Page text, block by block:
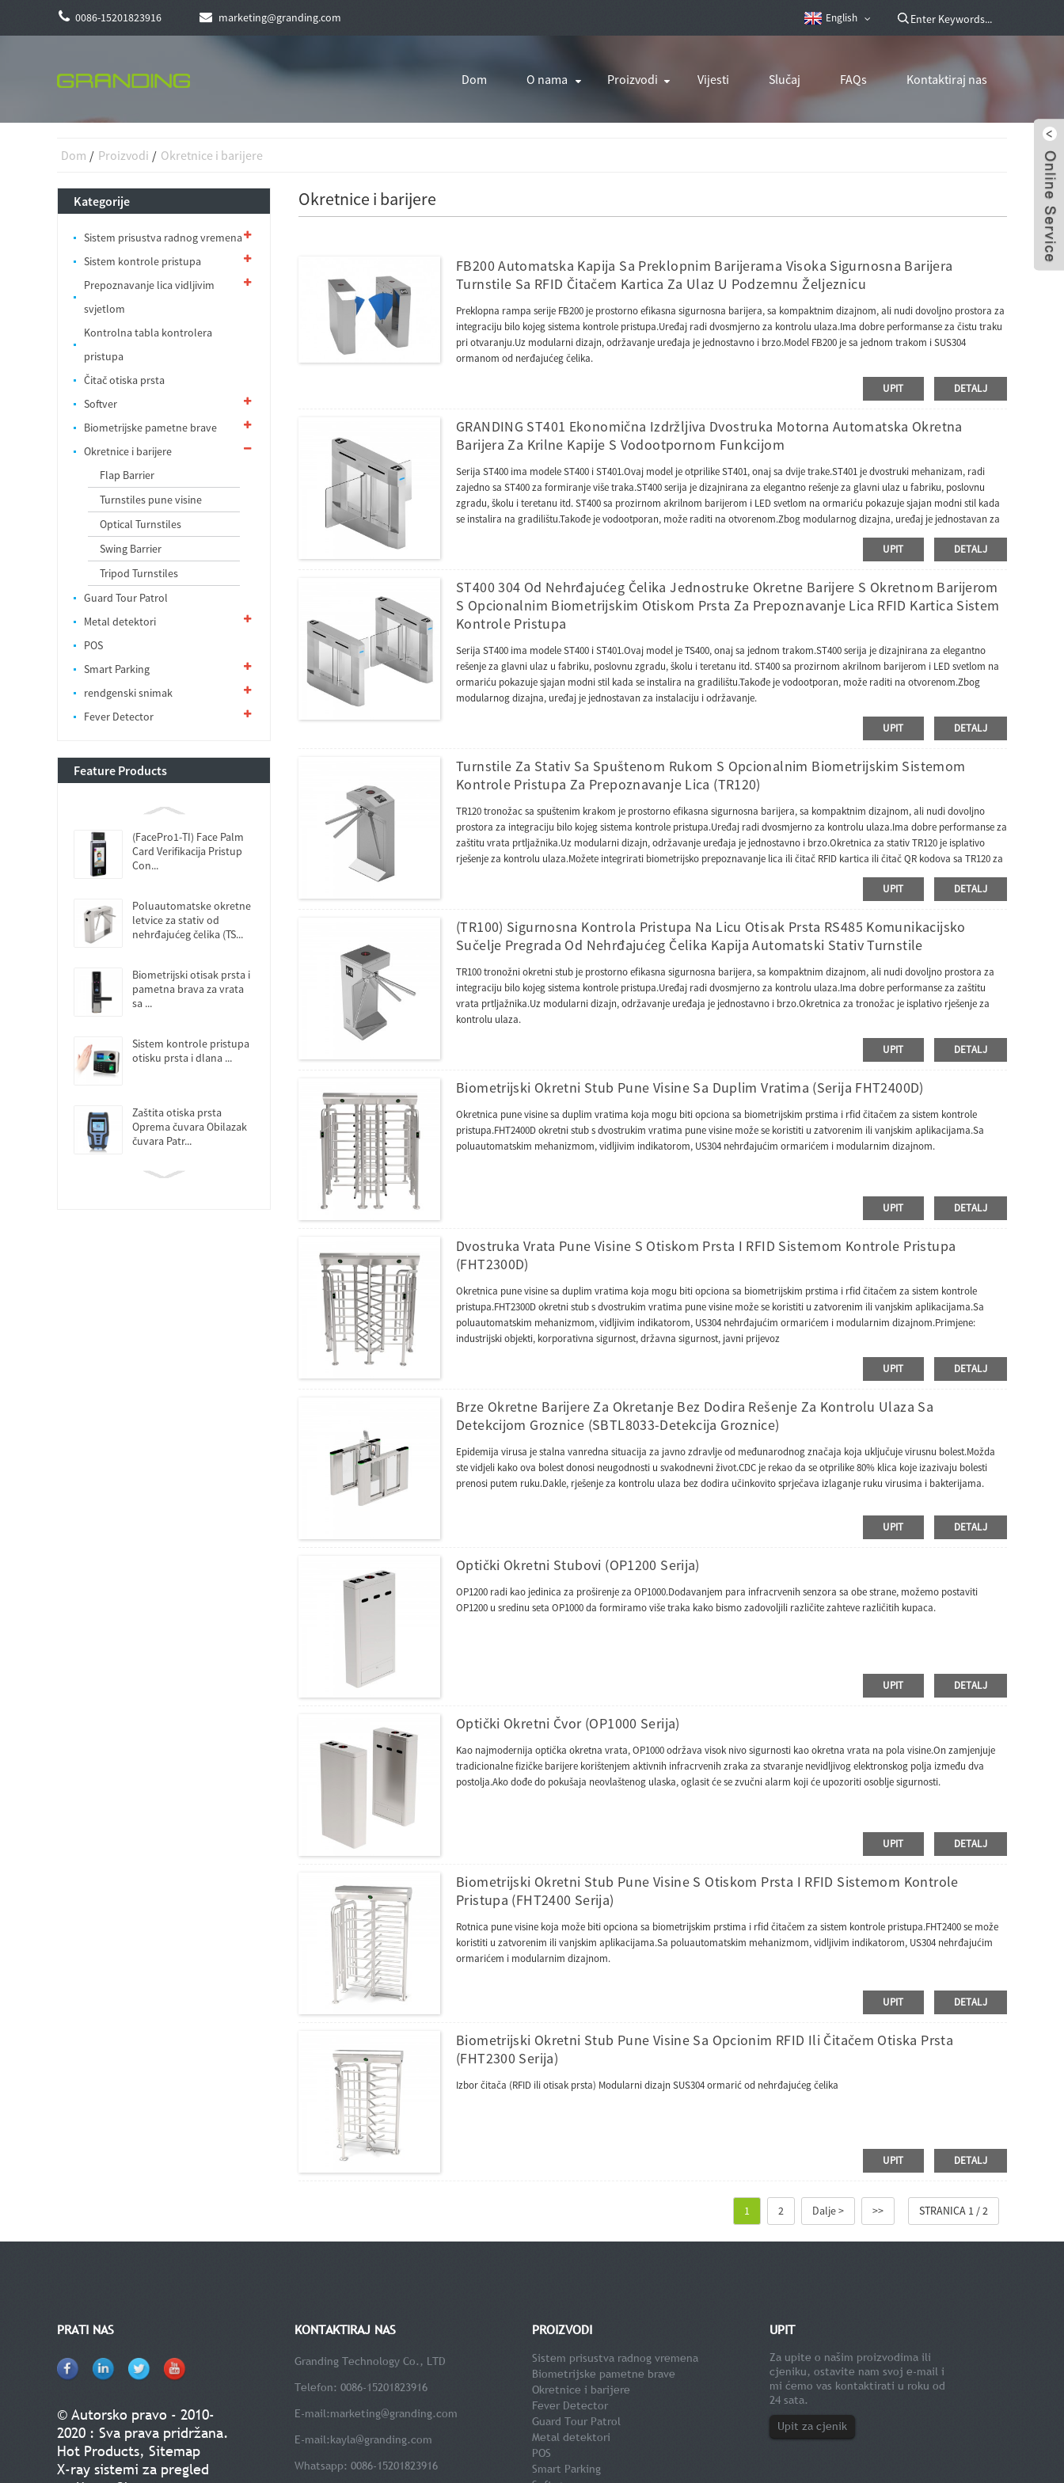
0086-15201823916 marketing@granding.com English
Dom O nama Proizvodi Vijesti Slučaj FAQs Kontaktiraj nas
Dom Proizvodi Okretnice i barijere
Kategorije
Sistem prisustva radnog vremena
Sistem kontrole pristupa
Prepoznavanje lica vidljivim
svjetlom
Kontrolna tabla kontrolera
pristupa
Čitač otiska prsta
Softver
Biometrijske pametne brave
Okretnice i barijere
Flap Barrier
Turnstiles pune visine
Optical Turnstiles
Swing Barrier
Tripod Turnstiles
Guard Tour Patrol
Metal detektori
POS
Smart Parking
rendgenski snimak
Fever Detector
Feature Products
(FacePro1-TI) Face Palm
Card Verifikacija Pristup
Con...
Poluautomatske okretne
letvice za stativ od
nehrđajućeg čelika (TS...
Biometrijski otisak prsta i
pametna brava za vrata
sa ...
Sistem kontrole pristupa
otisku prsta i dlana ...
Zaštita otiska prsta
Oprema čuvara Obilazak
čuvara Patr...
Okretnice i barijere
FB200 Automatska Kapija Sa Preklopnim Barijerama Visoka Sigurnosna Barijera
Turnstile Sa RFID Čitačem Kartica Za Ulaz U Podzemnu Željeznicu
Preklopna rampa serije FB200 je prostorno efikasna sigurnosna barijera, sa kompaktnim dizajnom, ali nudi dovoljno prostora za
integraciju bilo kojeg sistema kontrole pristupa.Uređaj radi dvosmjerno za kontrolu ulaza.Ima dobre performanse za čistu traku
pri otvaranju.Uz modularni dizajn, održavanje uređaja je jednostavno i brzo.Model FB200 je sa jednom trakom i SUS304
ormanom od nerđajućeg čelika.
UPIT DETALJ
GRANDING ST401 Ekonomična Izdržljiva Dvostruka Motorna Automatska Okretna
Barijera Za Krilne Kapije S Vodootpornom Funkcijom
Serija ST400 ima modele ST400 i ST401.Ovaj model je otprilike ST401, onaj sa dvije trake.ST401 je dvostruki mehanizam, radi
zajedno sa ST400 za formiranje više traka.ST400 serija je dizajnirana za elegantno rešenje za glavni ulaz u fabriku, poslovnu
zgradu, školu i teretanu itd. ST400 sa prozirnom akrilnom barijerom i LED svetlom na ormariću pokazuje sjajan modni stil kada
se instalira na gradilištu.Takođe je vodootporan, može raditi na otvorenom.Zbog modularnog dizajna, uređaj je jednostavan za
UPIT
DETALJ
ST400 304 Od Nehrđajućeg Čelika Jednostruke Okretne Barijere S Okretnom Barijerom
S Opcionalnim Biometrijskim Otiskom Prsta Za Prepoznavanje Lica RFID Kartica Sistem
Kontrole Pristupa
Serija ST400 ima modele ST400 i ST401.Ovaj model je TS400, onaj sa jednom trakom.ST400 serija je dizajnirana za elegantno
rešenje za glavni ulaz u fabriku, poslovnu zgradu, školu i teretanu itd. ST400 sa prozirnom akrilnom barijerom i LED svetlom na
ormariću pokazuje sjajan modni stil kada se instalira na gradilištu.Takođe je vodootporan, može raditi na otvorenom.Zbog
modularnog dizajna, uređaj je jednostavan za instalaciju i održavanje.
UPIT DETALJ
Turnstile Za Stativ Sa Spuštenom Rukom S Opcionalnim Biometrijskim Sistemom
Kontrole Pristupa Za Prepoznavanje Lica (TR120)
TR120 tronožac sa spuštenim krakom je prostorno efikasna sigurnosna barijera, sa kompaktnim dizajnom, ali nudi dovoljno
prostora za integraciju bilo kojeg sistema kontrole pristupa.Uređaj radi dvosmjerno za kontrolu ulaza.Ima dobre performanse za
zaštitu vrata prtljažnika.Uz modularni dizajn, održavanje uređaja je jednostavno i brzo.Okretnica za stativ TR120 je isplativo
rješenje za kontrolu ulaza.Možete integrirati biometrijsko prepoznavanje lica ili čitač RFID kartica ili čitač QR kodova sa TR120 za
UPIT
DETALJ
(TR100) Sigurnosna Kontrola Pristupa Na Licu Otisak Prsta RS485 Komunikacijsko
Sučelje Pregrada Od Nehrđajućeg Čelika Kapija Automatski Stativ Turnstile
TR100 tronožni okretni stub je prostorno efikasna sigurnosna barijera, sa kompaktnim dizajnom, ali nudi dovoljno prostora za
integraciju bilo kojeg sistema kontrole pristupa.Uređaj radi dvosmjerno za kontrolu ulaza.Ima dobre performanse za zaštitu
vrata prtljažnika.Uz modularni dizajn, održavanje uređaja je jednostavno i brzo.Okretnica za tronožac je isplativo rješenje za
kontrolu ulaza.
UPIT DETALJ
Biometrijski Okretni Stub Pune Visine Sa Duplim Vratima (serija FHT2400D)
Okretnica pune visine sa duplim vratima koja mogu biti opciona sa biometrijskim prstima i rfid čitačem za sistem kontrole
pristupa.FHT2400D okretni stub s dvostrukim vratima pune visine može se koristiti u zatvorenim ili vanjskim aplikacijama.Sa
poluautomatskim mehanizmom, vidljivim indikatorom, US304 nehrđajućim ormarićem i modularnim dizajnom.
UPIT DETALJ
Dvostruka Vrata Pune Visine S Otiskom Prsta I RFID Sistemom Kontrole Pristupa
(FHT2300D)
Okretnica pune visine sa duplim vratima koja mogu biti opciona sa biometrijskim prstima i rfid čitačem za sistem kontrole
pristupa.FHT2300D okretni stub s dvostrukim vratima pune visine može se koristiti u zatvorenim ili vanjskim aplikacijama.Sa
poluautomatskim mehanizmom, vidljivim indikatorom, US304 nehrđajućim ormarićem i modularnim dizajnom.Primjene:
industrijski objekti, korporativna sigurnost, državna sigurnost, javni prijevoz
UPIT DETALJ
Brze Okretne Barijere Za Okretanje Bez Dodira Rešenje Za Kontrolu Ulaza Sa
Detekcijom Groznice (SBTL8033-Detekcija Groznice)
Epidemija virusa je stalna vanredna situacija za javno zdravlje od međunarodnog značaja koja uključuje virusnu bolest.Možda
ste vidjeli kako ova bolest donosi neugodnosti u svakodnevni život.CDC je rekao da se otprilike 80% klica koje izazivaju bolesti
prenosi putem ruku.Dakle, rješenje za kontrolu ulaza bez dodira učinkovito sprječava izlaganje ruku virusima i bakterijama.
UPIT DETALJ
Optički Okretni Stubovi (OP1200 Serija)
OP1200 radi kao jedinica za proširenje za OP1000.Dodavanjem para infracrvenih senzora sa obe strane, možemo postaviti
OP1200 u sredinu seta OP1000 da formiramo više traka kako bismo zadovoljili različite zahteve različitih kupaca.
UPIT DETALJ
Optički Okretni Čvor (OP1000 Serija)
Kao najmodernija optička okretna vrata, OP1000 održava visok nivo sigurnosti kao okretna vrata na pola visine.On zamjenjuje
tradicionalne fizičke barijere korištenjem aktivnih infracrvenih zraka za stvaranje nevidljivog elektronskog polja između dva
postolja.Ako dođe do pokušaja neovlaštenog ulaska, oglasit će se zvučni alarm koji će upozoriti osoblje sigurnosti.
UPIT DETALJ
Biometrijski Okretni Stub Pune Visine S Otiskom Prsta I RFID Sistemom Kontrole
Pristupa (FHT2400 Serija)
Rotnica pune visine koja može biti opciona sa biometrijskim prstima i rfid čitačem za sistem kontrole pristupa.FHT2400 se može
koristiti u zatvorenim ili vanjskim aplikacijama.Sa poluautomatskim mehanizmom, vidljivim indikatorom, US304 nehrđajućim
ormarićem i modularnim dizajnom.
UPIT DETALJ
Biometrijski Okretni Stub Pune Visine Sa Opcionim RFID Ili Čitačem Otiska Prsta
(FHT2300 Serija)
Izbor čitača (RFID ili otisak prsta) Modularni dizajn SUS304 ormarić od nehrđajućeg čelika
UPIT DETALJ
1 2 Dalje > >> STRANICA 1 / 2
PRATI NAS
© Autorsko pravo - 2010-
2020 : Sva prava pridržana.
Hot Products, Sitemap
X-ray sistemi za pregled
KONTAKTIRAJ NAS
Granding Technology Co., LTD
Telefon: 0086-15201823916
E-mail:marketing@granding.com
E-mail:kayla@granding.com
Whatsapp: 0086-15201823916
PROIZVODI
Sistem prisustva radnog vremena
Biometrijske pametne brave
Okretnice i barijere
Fever Detector
Guard Tour Patrol
Metal detektori
POS
Smart Parking
UPIT
Za upite o našim proizvodima ili
cjeniku, ostavite nam svoj e-mail i
mi ćemo vas kontaktirati u roku od
24 sata.
Upit za cjenik